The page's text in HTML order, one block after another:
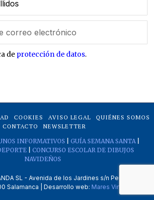
de protección de datos.
COOKIES AVISO LEGAL
QUIÉNES SOMOS
CONTACTO
NEWSLETTER
INFORMATIVOS GUÍA SEMANA SANTA|
| CONCURSO ESCOLAR DE DIBUJOS
NAVIDEÑOS
SL - Avenida de los Jardines s/n Peñaranda de
Salamanca | Desarrollo web: Mares Virtuales